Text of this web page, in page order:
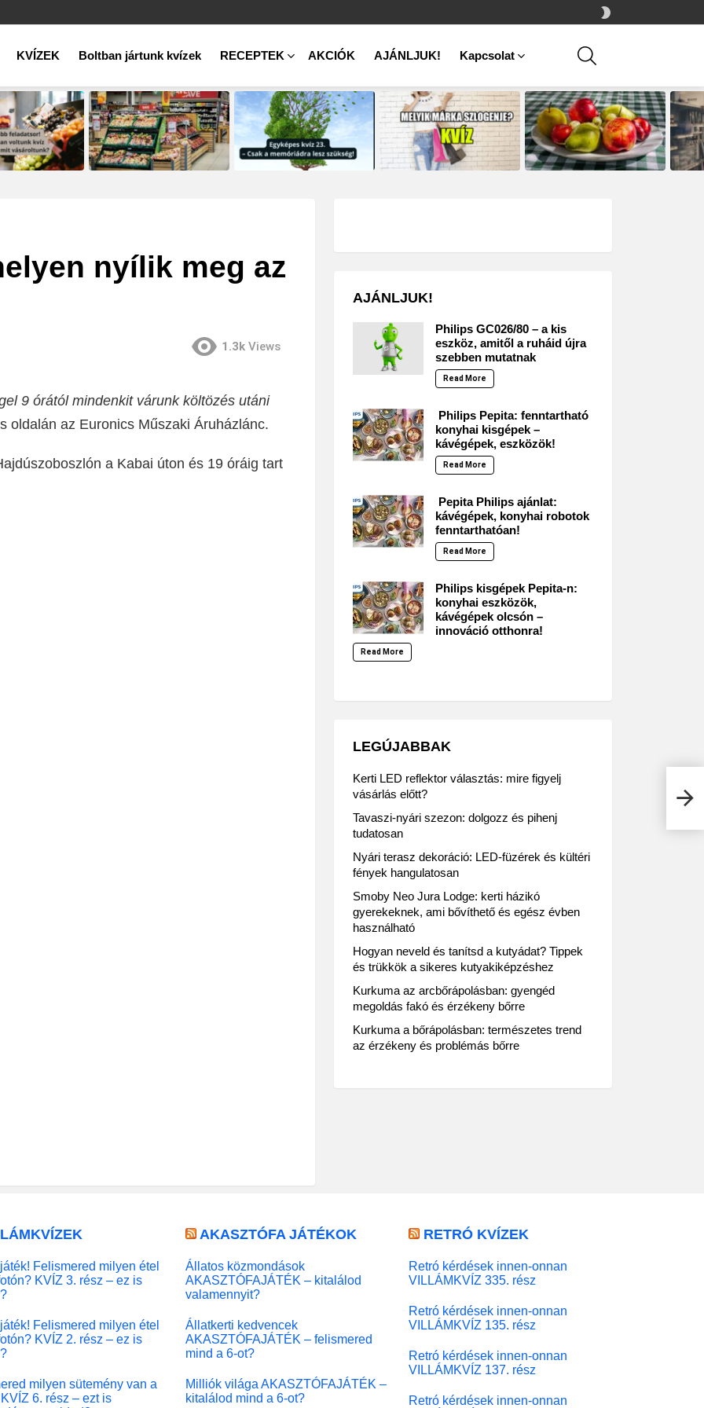
SKIN
KVÍZEK Boltban jártunk kvízek RECEPTEK AKCIÓK AJÁNLJUK! Kapcsolat
nyílik meg az
1.3k Views
9 órától mindenkit várunk költözés utáni
oldalán az Euronics Műszaki Áruházlánc.
a Kabai úton és 19 óráig tart
AJÁNLJUK!
Philips GC026/80 – a kis
eszköz, amitől a ruháid újra
szebben mutatnak
Read More
Philips Pepita: fenntartható
konyhai kisgépek –
kávégépek, eszközök!
Read More
Pepita Philips ajánlat:
kávégépek, konyhai robotok
fenntarthatóan!
Read More
Philips kisgépek Pepita-n:
konyhai eszközök,
kávégépek olcsón –
innováció otthonra!
Read More
LEGÚJABBAK
Kerti LED reflektor választás: mire figyelj
vásárlás előtt?
Tavaszi-nyári szezon: dolgozz és pihenj
tudatosan
Nyári terasz dekoráció: LED-füzérek és kültéri
fények hangulatosan
Smoby Neo Jura Lodge: kerti házikó
gyerekeknek, ami bővíthető és egész évben
használható
Hogyan neveld és tanítsd a kutyádat? Tippek
és trükkök a sikeres kutyakiképzéshez
Kurkuma az arcbőrápolásban: gyengéd
megoldás fakó és érzékeny bőrre
Kurkuma a bőrápolásban: természetes trend
az érzékeny és problémás bőrre
Felismered milyen étel
KVÍZ 3. rész – ez is
Felismered milyen étel
KVÍZ 2. rész – ez is
milyen sütemény van a
6. rész – ezt is
AKASZTÓFA JÁTÉKOK
Állatos közmondások
AKASZTÓFAJÁTÉK – kitalálod
valamennyit?
Állatkerti kedvencek
AKASZTÓFAJÁTÉK – felismered
mind a 6-ot?
Milliók világa AKASZTÓFAJÁTÉK –
kitalálod mind a 6-ot?
RETRÓ KVÍZEK
Retró kérdések innen-onnan
VILLÁMKVÍZ 335. rész
Retró kérdések innen-onnan
VILLÁMKVÍZ 135. rész
Retró kérdések innen-onnan
VILLÁMKVÍZ 137. rész
Retró kérdések innen-onnan